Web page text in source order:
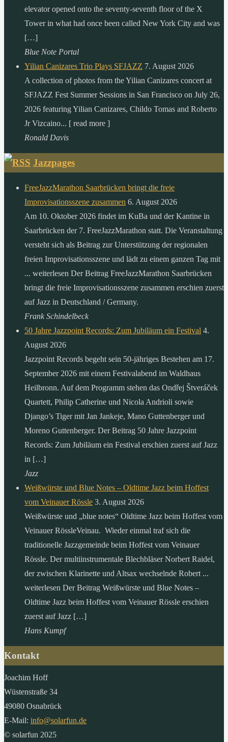
elevator opened onto the seventy-seventh floor of the X
Tower in what had once been called New York City and was
[…]
Blue Note Portal
Yilian Canizares Trio Plays SFJAZZ 7. August 2026
A collection of photos from the Yilian Canizares concert at
SFJAZZ Fest Summer Sessions in San Francisco on July 26,
2026 featuring Yilian Canizares, Childo Tomas and Roberto
Jr Vizcaino... [ read more ]
Ronald Davis
Jazzpages
FreeJazzMarathon Saarbrücken bringt die freie
Improvisationsszene zusammen 6. August 2026
Am 10. Oktober 2026 findet im KuBa und der Kantine in
Saarbrücken der 7. FreeJazzMarathon statt. Die Veranstaltung
versteht sich als Beitrag zur Unterstützung der regionalen
freien Improvisationsszene und lädt zu einem ganzen Tag mit
... weiterlesen Der Beitrag FreeJazzMarathon Saarbrücken
bringt die freie Improvisationsszene zusammen erschien zuerst
auf Jazz in Deutschland / Germany.
Frank Schindelbeck
50 Jahre Jazzpoint Records: Zum Jubiläum ein Festival 4.
August 2026
Jazzpoint Records begeht sein 50-jähriges Bestehen am 17.
September 2026 mit einem Festivalabend im Waldhaus
Heilbronn. Auf dem Programm stehen das Ondřej Štveráček
Quartett, Philip Catherine und Nicola Andrioli sowie
Django’s Tiger mit Jan Jankeje, Mano Guttenberger und
Moreno Guttenberger. Der Beitrag 50 Jahre Jazzpoint
Records: Zum Jubiläum ein Festival erschien zuerst auf Jazz
in […]
Jazz
Weißwürste und Blue Notes – Oldtime Jazz beim Hoffest
vom Veinauer Rössle 3. August 2026
Weißwürste und „blue notes“ Oldtime Jazz beim Hoffest vom
Veinauer RössleVeinau. Wieder einmal traf sich die
traditionelle Jazzgemeinde beim Hoffest vom Veinauer
Rössle. Der multiinstrumentale Blechbläser Norbert Raidel,
der zwischen Klarinette und Altsax wechselnde Robert ...
weiterlesen Der Beitrag Weißwürste und Blue Notes –
Oldtime Jazz beim Hoffest vom Veinauer Rössle erschien
zuerst auf Jazz […]
Hans Kumpf
Kontakt
Joachim Hoff
Wüstenstraße 34
49080 Osnabrück
E-Mail: info@solarfun.de
© solarfun 2025